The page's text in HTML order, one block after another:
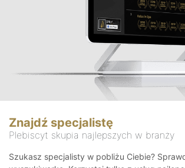
Znajdź specjalistę
Plebiscyt skupia najlepszych w branży
Szukasz specjalisty w pobliżu Ciebie?